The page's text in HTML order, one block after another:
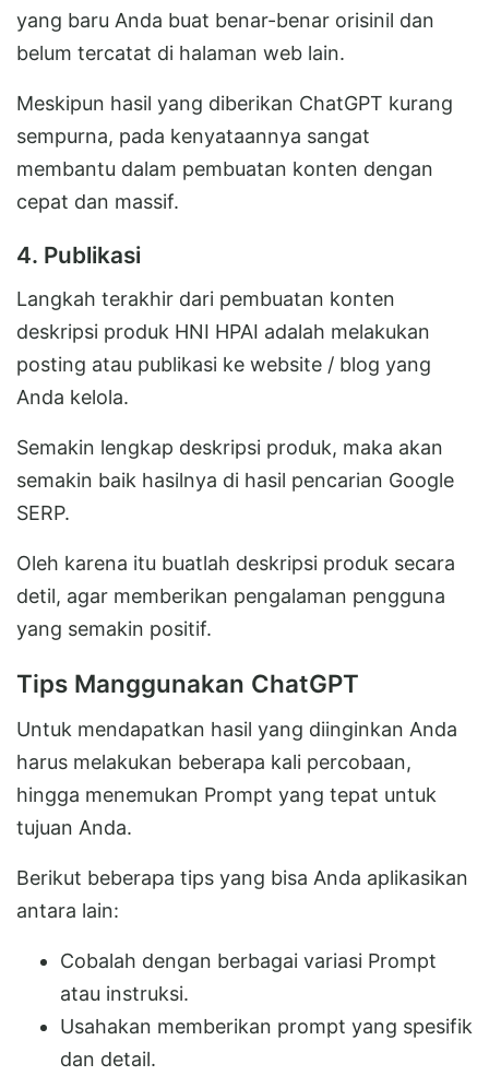
yang baru Anda buat benar-benar orisinil dan
belum tercatat di halaman web lain.
Meskipun hasil yang diberikan ChatGPT kurang
sempurna, pada kenyataannya sangat
membantu dalam pembuatan konten dengan
cepat dan massif.
4. Publikasi
Langkah terakhir dari pembuatan konten
deskripsi produk HNI HPAI adalah melakukan
posting atau publikasi ke website / blog yang
Anda kelola.
Semakin lengkap deskripsi produk, maka akan
semakin baik hasilnya di hasil pencarian Google
SERP.
Oleh karena itu buatlah deskripsi produk secara
detil, agar memberikan pengalaman pengguna
yang semakin positif.
Tips Manggunakan ChatGPT
Untuk mendapatkan hasil yang diinginkan Anda
harus melakukan beberapa kali percobaan,
hingga menemukan Prompt yang tepat untuk
tujuan Anda.
Berikut beberapa tips yang bisa Anda aplikasikan
antara lain:
Cobalah dengan berbagai variasi Prompt
atau instruksi.
Usahakan memberikan prompt yang spesifik
dan detail.